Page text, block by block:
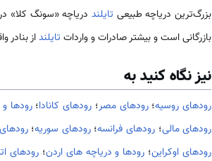
بزرگ‌ترین دریاچه طبیعی تایلند دریاچه «سونگ کلا»
بازرگانی است و بیشتر صادرات و واردات تایلنداز
نیز نگاه کنید به
رودهای روسیه؛رودهای مصر؛ رودهای کانادا؛رودها
رودهای مالی؛ رودهای فرانسه؛رودهای سوریه؛
رودهای اوکراین؛ رودها و دریاچه های اردن؛رودهای